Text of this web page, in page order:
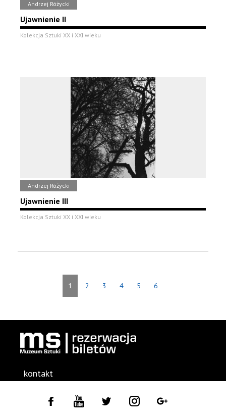
Andrzej Różycki
Ujawnienie II
Kolekcja Sztuki XX i XXI wieku
Andrzej Różycki
Ujawnienie III
Kolekcja Sztuki XX i XXI wieku
1 2 3 4 5 6
kontakt